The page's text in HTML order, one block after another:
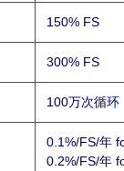
150% FS
300% FS
100万次循环
0.1%/FS/年
0.2%/FS/年